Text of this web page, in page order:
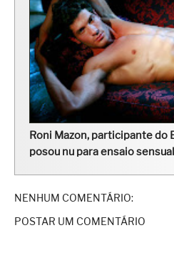
Roni Mazon, participante do
posou nu para ensaio sensual
NENHUM COMENTÁRIO:
POSTAR UM COMENTÁRIO